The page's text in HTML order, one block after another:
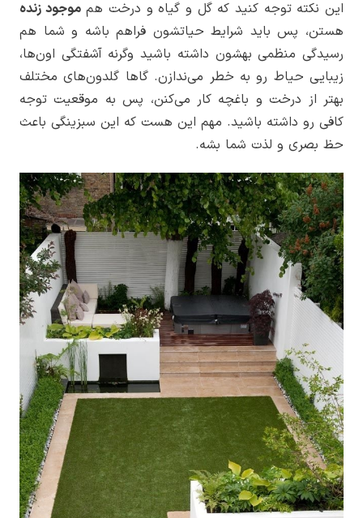
این نکته توجه کنید که گل و گیاه و درخت همموجود زنده
هستن، پس باید شرایط حیاتشون فراهم باشه و شما هم
رسیدگی منظمی بهشون داشته باشید وگرنه آشفتگی اون‌ها،
زیبایی حیاط رو به خطر می‌ندازن. گاها گلدون‌های مختلف
بهتر از درخت و باغچه کار می‌کنن، پس به موقعیت توجه
کافی رو داشته باشید. مهم این هست که این سبزینگی باعث
حظ بصری و لذت شما بشه.